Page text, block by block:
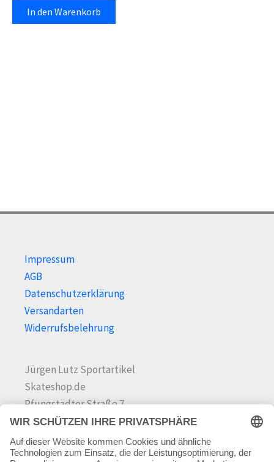
In den Warenkorb
Impressum
AGB
Datenschutzerklärung
Versandarten
Widerrufsbelehrung
Jürgen Lutz Sportartikel
Skateshop.de
Pfungstädter Straße 7
64342 Seeheim-Jugenheim
Tel.06257 868181
Mail:info@skateshop.de